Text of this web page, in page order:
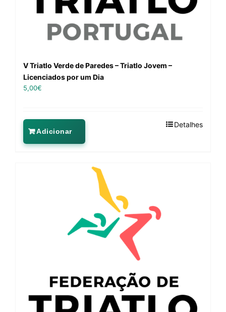
V Triatlo Verde de Paredes – Triatlo Jovem –
Licenciados por um Dia
5,00€
Adicionar
Detalhes